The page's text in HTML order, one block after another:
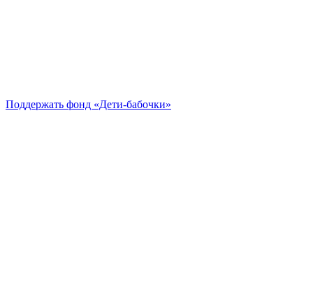
Поддержать фонд «Дети-бабочки»